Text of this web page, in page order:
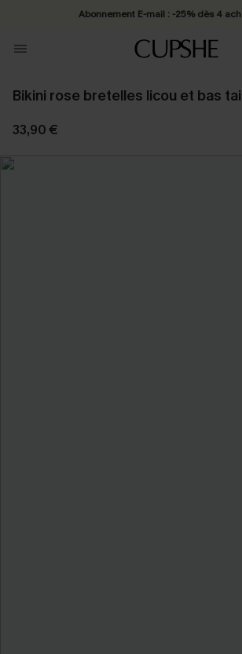
Abonnement E-mail : -25% dès 4
Bikini rose bretelles licou et bas
33,90 €